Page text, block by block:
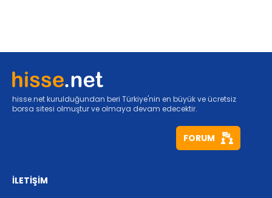
hisse.net kurulduğundan beri Türkiye'nin en büyük ve ücretsiz
borsa sitesi olmuştur ve olmaya devam edecektir.
FORUM
İLETİŞİM